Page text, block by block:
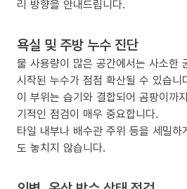
리 방향을 안내드립니다.
욕실 및 주방 누수 진단
물 사용량이 많은 공간에서는 사소한
시작된 누수가 점점 확산될 수 있습니
이 부위는 습기와 결합되어 곰팡이까
기적인 점검이 매우 중요합니다.
타일 내부나 배수관 주위 등을 세밀하
도 놓치지 않습니다.